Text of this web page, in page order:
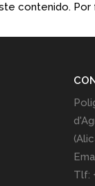
contenido.
Tlf: